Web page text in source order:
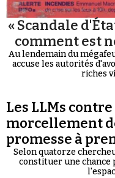
« Scandale
comment est
Au lendemain du
accuse les autorités
riches
Les LLMs
morcellement
promesse à
Selon quatorze
constituer une chance